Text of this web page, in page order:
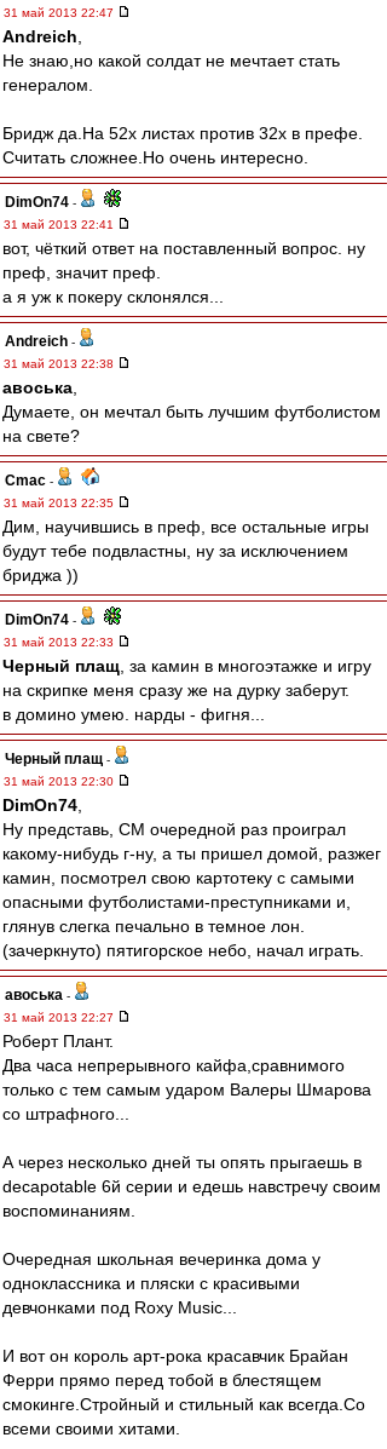
31 май 2013 22:47
Andreich
Не знаю,но какой солдат не мечтает стать
генералом.
Бридж да.На 52х листах против 32х в префе.
Считать сложнее.Но очень интересно.
DimOn74 -
31 май 2013 22:41
вот, чёткий ответ на поставленный вопрос. ну
преф, значит преф.
а я уж к покеру склонялся...
Andreich -
31 май 2013 22:38
авоська
Думаете, он мечтал быть лучшим футболистом
на свете?
Cmac -
31 май 2013 22:35
Дим, научившись в преф, все остальные игры
будут тебе подвластны, ну за исключением
бриджа ))
DimOn74 -
31 май 2013 22:33
Черный плащ , за камин в многоэтажке и игру
на скрипке меня сразу же на дурку заберут.
в домино умею. нарды - фигня...
Черный плащ -
31 май 2013 22:30
DimOn74
Ну представь, СМ очередной раз проиграл
какому-нибудь г-ну, а ты пришел домой, разжег
камин, посмотрел свою картотеку с самыми
опасными футболистами-преступниками и,
глянув слегка печально в темное лон.
(зачеркнуто) пятигорское небо, начал играть.
авоська -
31 май 2013 22:27
Роберт Плант.
Два часа непрерывного кайфа,сравнимого
только с тем самым ударом Валеры Шмарова
со штрафного...
А через несколько дней ты опять прыгаешь в
decapotable 6й серии и едешь навстречу своим
воспоминаниям.
Очередная школьная вечеринка дома у
одноклассника и пляски с красивыми
девчонками под Roxy Music...
И вот он король арт-рока красавчик Брайан
Ферри прямо перед тобой в блестящем
смокинге.Стройный и стильный как всегда.Со
всеми своими хитами.